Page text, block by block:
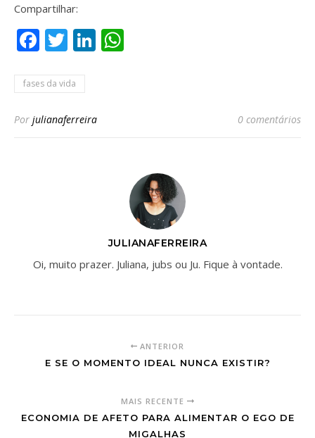
Compartilhar:
Facebook
TwitterLinkedIn
fases da vida
Por julianaferreira 0 comentários
JULIANAFERREIRA
Oi, muito prazer. Juliana, jubs ou Ju. Fique à vontade.
ANTERIOR
E SE O MOMENTO IDEAL NUNCA EXISTIR?
MAIS RECENTE
ECONOMIA DE AFETO PARA ALIMENTAR O EGO DE
MIGALHAS